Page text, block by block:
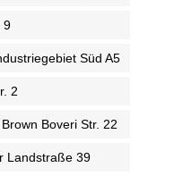
9
Süd A5
2
Boveri Str. 22
Landstraße 39